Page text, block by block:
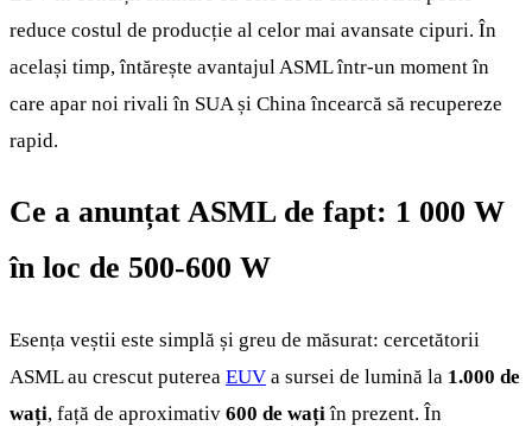
reduce costul de producție al celor mai avansate cipuri. În
același timp, întărește avantajul ASML într-un moment în
care apar noi rivali în SUA și China încearcă să recupereze
rapid.
Ce a anunțat ASML de fapt: 1 000 W
în loc de 500-600 W
Esența veștii este simplă și greu de măsurat: cercetătorii
ASML au crescut puterea EUV a sursei de lumină la 1.000 de
wați, față de aproximativ 600 de wați în prezent. În